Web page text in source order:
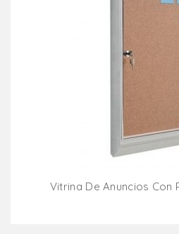
Vitrina De Anuncios Con